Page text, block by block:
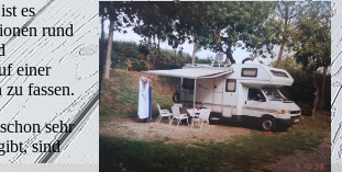
es
rund
einer
fassen.
sehr
sind